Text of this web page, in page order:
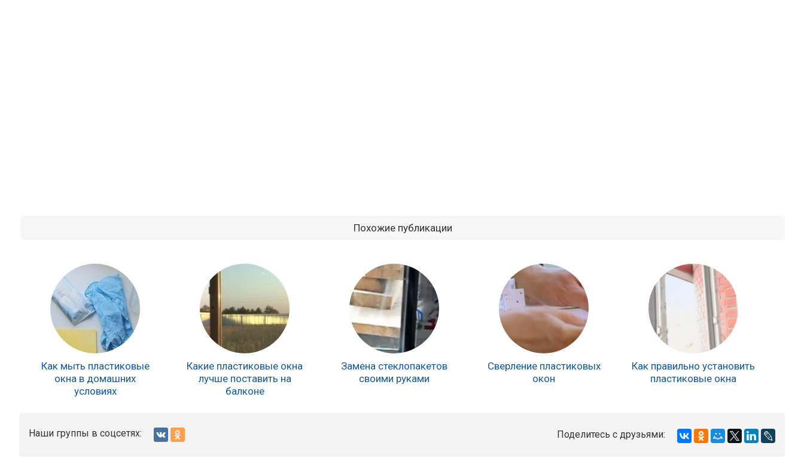
Похожие публикации
Как мыть пластиковые
окна в домашних
условиях
Какие пластиковые окна
лучше поставить на
балконе
Замена стеклопакетов
своими руками
Сверление пластиковых
окон
Как правильно установить
пластиковые окна
Наши группы в соцсетях: Поделитесь с друзьями: